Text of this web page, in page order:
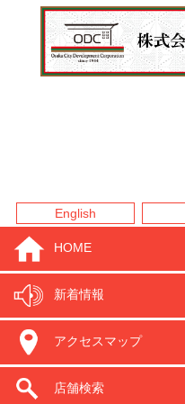
English
HOME
新着情報
アクセスマップ
店舗検索